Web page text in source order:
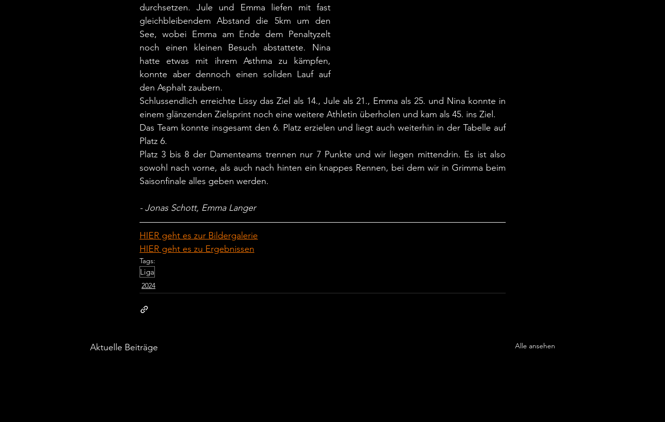
durchsetzen. Jule und Emma liefen mit fast
gleichbleibendem Abstand die 5km um den
See, wobei Emma am Ende dem Penaltyzelt
noch einen kleinen Besuch abstattete. Nina
hatte etwas mit ihrem Asthma zu kämpfen,
konnte aber dennoch einen soliden Lauf auf
den Asphalt zaubern.
Schlussendlich erreichte Lissy das Ziel als 14., Jule als 21., Emma als 25. und Nina konnte in
einem glänzenden Zielsprint noch eine weitere Athletin überholen und kam als 45. ins Ziel.
Das Team konnte insgesamt den 6. Platz erzielen und liegt auch weiterhin in der Tabelle auf
Platz 6.
Platz 3 bis 8 der Damenteams trennen nur 7 Punkte und wir liegen mittendrin. Es ist also
sowohl nach vorne, als auch nach hinten ein knappes Rennen, bei dem wir in Grimma beim
Saisonfinale alles geben werden.
- Jonas Schott, Emma Langer
HIER geht es zur Bildergalerie
HIER geht es zu Ergebnissen
Tags:
Liga
2024
Aktuelle Beiträge Alle ansehen